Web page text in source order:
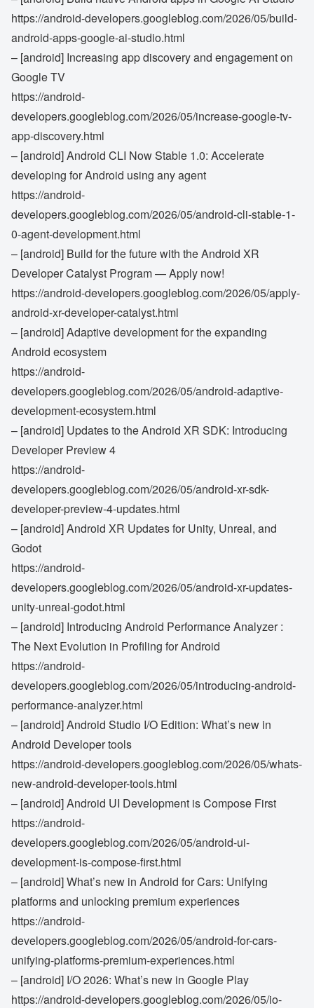
https://android-developers.googleblog.com/2026/05/build-
android-apps-google-ai-studio.html
– [android] Increasing app discovery and engagement on
Google TV
https://android-
developers.googleblog.com/2026/05/increase-google-tv-
app-discovery.html
– [android] Android CLI Now Stable 1.0: Accelerate
developing for Android using any agent
https://android-
developers.googleblog.com/2026/05/android-cli-stable-1-
0-agent-development.html
– [android] Build for the future with the Android XR
Developer Catalyst Program — Apply now!
https://android-developers.googleblog.com/2026/05/apply-
android-xr-developer-catalyst.html
– [android] Adaptive development for the expanding
Android ecosystem
https://android-
developers.googleblog.com/2026/05/android-adaptive-
development-ecosystem.html
– [android] Updates to the Android XR SDK: Introducing
Developer Preview 4
https://android-
developers.googleblog.com/2026/05/android-xr-sdk-
developer-preview-4-updates.html
– [android] Android XR Updates for Unity, Unreal, and
Godot
https://android-
developers.googleblog.com/2026/05/android-xr-updates-
unity-unreal-godot.html
– [android] Introducing Android Performance Analyzer :
The Next Evolution in Profiling for Android
https://android-
developers.googleblog.com/2026/05/introducing-android-
performance-analyzer.html
– [android] Android Studio I/O Edition: What’s new in
Android Developer tools
https://android-developers.googleblog.com/2026/05/whats-
new-android-developer-tools.html
– [android] Android UI Development is Compose First
https://android-
developers.googleblog.com/2026/05/android-ui-
development-is-compose-first.html
– [android] What’s new in Android for Cars: Unifying
platforms and unlocking premium experiences
https://android-
developers.googleblog.com/2026/05/android-for-cars-
unifying-platforms-premium-experiences.html
– [android] I/O 2026: What’s new in Google Play
https://android-developers.googleblog.com/2026/05/io-